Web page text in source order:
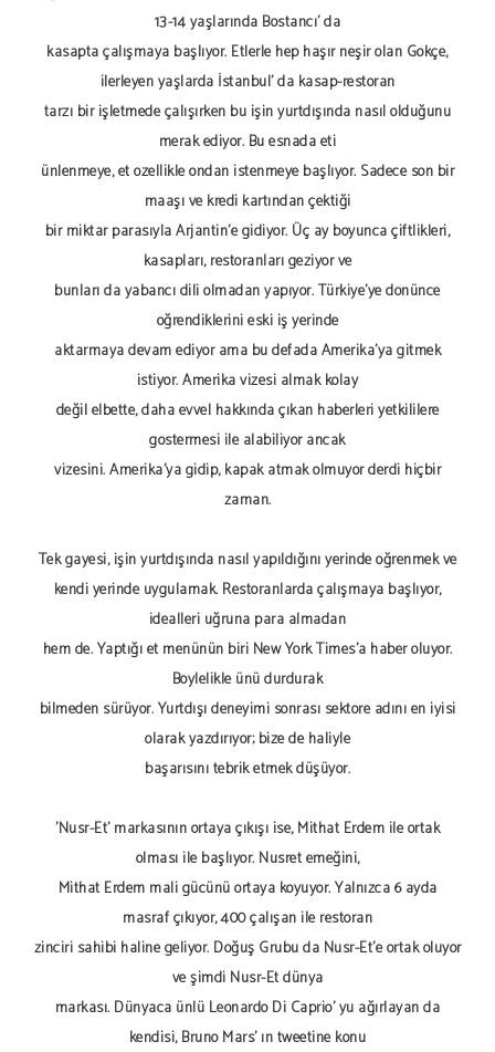
13-14 yaşlarında Bostancı' da
kasapta çalışmaya başlıyor. Etlerle hep haşır neşir olan Gökçe,
ilerleyen yaşlarda İstanbul' da kasap-restoran
tarzı bir işletmede çalışırken bu işin yurtdışında nasıl olduğunu
merak ediyor. Bu esnada eti
ünlenmeye, et özellikle ondan istenmeye başlıyor. Sadece son bir
maaşı ve kredi kartından çektiği
bir miktar parasıyla Arjantin'e gidiyor. Üç ay boyunca çiftlikleri,
kasapları, restoranları geziyor ve
bunları da yabancı dili olmadan yapıyor. Türkiye'ye dönünce
öğrendiklerini eski iş yerinde
aktarmaya devam ediyor ama bu defada Amerika'ya gitmek
istiyor. Amerika vizesi almak kolay
değil elbette, daha evvel hakkında çıkan haberleri yetkililere
göstermesi ile alabiliyor ancak
vizesini. Amerika'ya gidip, kapak atmak olmuyor derdi hiçbir
zaman.
Tek gayesi, işin yurtdışında nasıl yapıldığını yerinde öğrenmek ve
kendi yerinde uygulamak. Restoranlarda çalışmaya başlıyor,
idealleri uğruna para almadan
hem de. Yaptığı et menünün biri New York Times'a haber oluyor.
Böylelikle ünü durdurak
bilmeden sürüyor. Yurtdışı deneyimi sonrası sektöre adını en iyisi
olarak yazdırıyor; bize de haliyle
başarısını tebrik etmek düşüyor.
'Nusr-Et' markasının ortaya çıkışı ise, Mithat Erdem ile ortak
olması ile başlıyor. Nusret emeğini,
Mithat Erdem mali gücünü ortaya koyuyor. Yalnızca 6 ayda
masraf çıkıyor, 400 çalışan ile restoran
zinciri sahibi haline geliyor. Doğuş Grubu da Nusr-Et'e ortak oluyor
ve şimdi Nusr-Et dünya
markası. Dünyaca ünlü Leonardo Di Caprio' yu ağırlayan da
kendisi, Bruno Mars' ın tweetine konu